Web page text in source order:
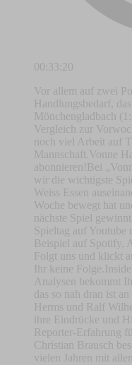
00:33:20
Vor allem auf zwei
Handlungsbedarf,
Mönchengladbach
Vergleich zur
noch viel Arbeit auf
Mannschaft.Vonne
abonnieren!Bei
wir die wichtigste
Weiss Essen
Woche bewegt hat
nächste Spiel
Spieltag auf Youtube
Beispiel auf Spotify,
Folgt uns und klickt
Ihr keine
Analysen bekommt
das so nah dran ist
Herms und Ralf
ihre Eindrücke und
Reporter-Erfahrung
Christian Brausch
vielen Jahren mit